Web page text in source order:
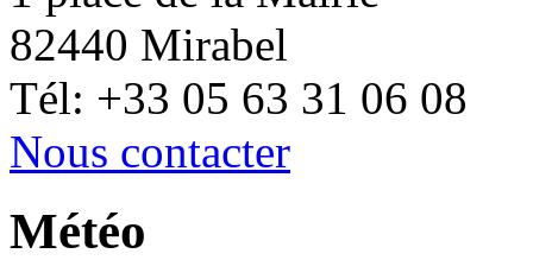
82440 Mirabel
Tél: +33 05 63 31 06 08
Nous contacter
Météo